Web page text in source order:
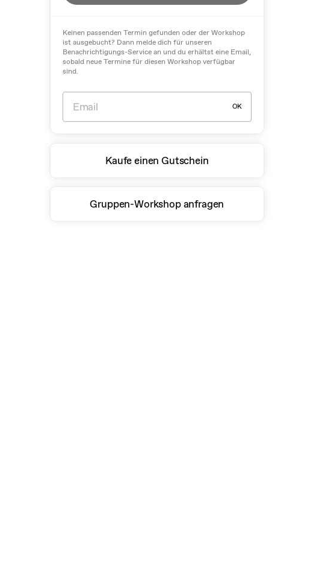
Keinen passenden Termin gefunden oder der Workshop
ist ausgebucht? Dann melde dich für unseren
Benachrichtigungs-Service an und du erhältst eine Email,
sobald neue Termine für diesen Workshop verfügbar
sind.
OK
Kaufe einen Gutschein
Gruppen-Workshop anfragen